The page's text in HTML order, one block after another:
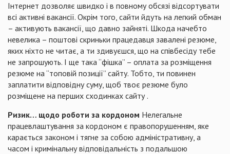
Інтернет дозволяє швидко і в повному обсязі відсортувати
всі активні вакансії. Окрім того, сайти йдуть на легкий обман
– активують вакансії, що давно зайняті. Шкода начебто
невелика – поштові скриньки працедавця завалені резюме,
яких ніхто не читає, а ти здивуєшся, що на співбесіду тебе
не запрошують. І ще така “фішка” – оплата за розміщення
резюме на “топовій позиції” сайту. Тобто, ти повинен
заплатити відповідну суму, щоб твоє резюме було
розміщене на перших сходинках сайту .
Ризик… щодо роботи за кордоном Нелегальне
працевлаштування за кордоном є правопорушенням, яке
карається законом і тягне за собою адміністративну, а
часом і кримінальну відповідальність з подальшою